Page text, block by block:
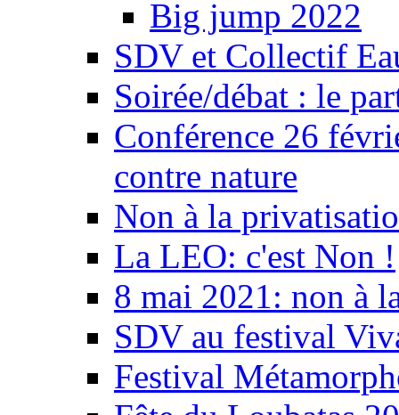
Big jump 2022
SDV et Collectif
Soirée/débat : le
Conférence 26
contre nature
Non à la
La LEO: c'est Non !
8 mai 2021: non à
SDV au festival
Festival